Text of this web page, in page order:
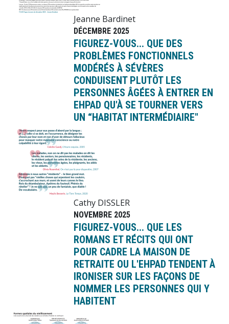
Jeanne Bardinet
DÉCEMBRE 2025
FIGUREZ-VOUS... QUE DES
PROBLÈMES FONCTIONNELS
MODÉRÉS À SÉVÈRES
CONDUISENT PLUTÔT LES
PERSONNES ÂGÉES À ENTRER EN
EHPAD QU'À SE TOURNER VERS
UN “HABITAT INTERMÉDIAIRE"
Image
Cathy DISSLER
NOVEMBRE 2025
FIGUREZ-VOUS... QUE LES
ROMANS ET RÉCITS QUI ONT
POUR CADRE LA MAISON DE
RETRAITE OU L'EHPAD TENDENT À
IRONISER SUR LES FAÇONS DE
NOMMER LES PERSONNES QUI Y
HABITENT
Image